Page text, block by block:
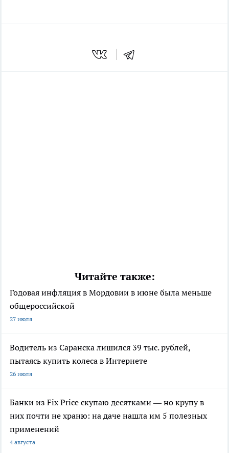
Читайте также:
Годовая инфляция в Мордовии в июне была меньше
общероссийской
27 июля
Водитель из Саранска лишился 39 тыс. рублей,
пытаясь купить колеса в Интернете
26 июля
Банки из Fix Price скупаю десятками — но крупу в
них почти не храню: на даче нашла им 5 полезных
применений
4 августа